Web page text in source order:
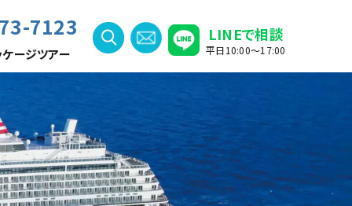
ージツアー
7123 LINEで相談
平日10:00〜17:00